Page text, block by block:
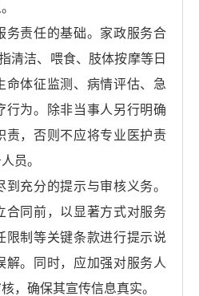
责任的基础。家政服务合
清洁、喂食、肢体按摩等日
命体征监测、病情评估、急
行为。除非当事人另行明确
责，否则不应将专业医护责
员。
充分的提示与审核义务。
合同前，以显著方式对服务
限制等关键条款进行提示说
解。同时，应加强对服务人
，确保其宣传信息真实。